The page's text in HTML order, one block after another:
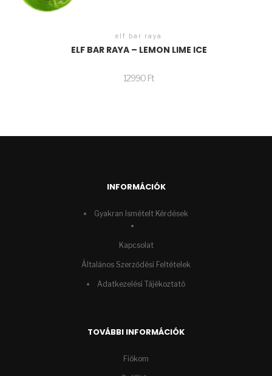
elf bar raya
ELF BAR RAYA – LEMON LIME ICE
12990 Ft
INFORMÁCIÓK
Gyakran Ismételt Kérdések
Kapcsolat
Általános Szerződési Feltételek
Adatkezelési Tájékoztató
TOVÁBBI INFORMÁCIÓK
Fiókom